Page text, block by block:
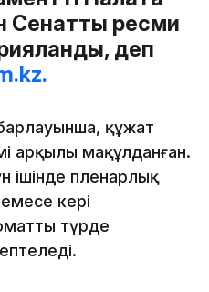
ресми
деп
құжат
арқылы мақұлданған.
ішінде пленарлық
кері
түрде